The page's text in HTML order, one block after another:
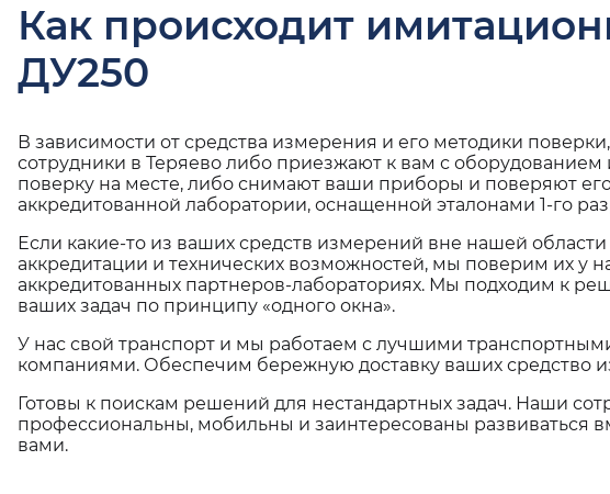
Как происходит
ДУ250
В зависимости от средства измерения и его методики
сотрудники в Теряево либо приезжают к вам с оборудованием
поверку на месте, либо снимают ваши приборы и поверяют
аккредитованной лаборатории, оснащенной эталонами 1-го
Если какие-то из ваших средств измерений вне нашей области
аккредитации и технических возможностей, мы поверим их у
аккредитованных партнеров-лабораториях. Мы подходим к
ваших задач по принципу «одного окна».
У нас свой транспорт и мы работаем с лучшими
компаниями. Обеспечим бережную доставку ваших средство
Готовы к поискам решений для нестандартных задач. Наши
профессиональны, мобильны и заинтересованы развиваться
вами.